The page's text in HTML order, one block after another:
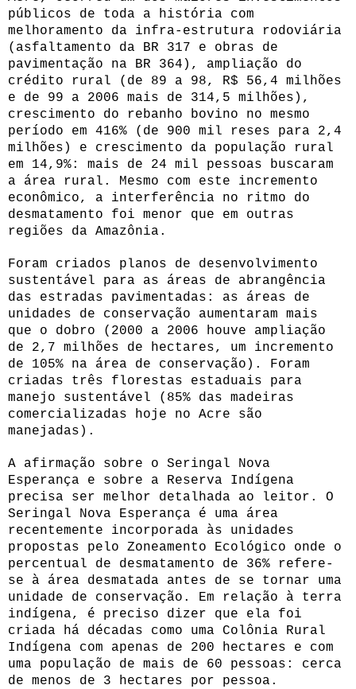
públicos de toda a história com
melhoramento da infra-estrutura rodoviária
(asfaltamento da BR 317 e obras de
pavimentação na BR 364), ampliação do
crédito rural (de 89 a 98, R$ 56,4 milhões
e de 99 a 2006 mais de 314,5 milhões),
crescimento do rebanho bovino no mesmo
período em 416% (de 900 mil reses para 2,4
milhões) e crescimento da população rural
em 14,9%: mais de 24 mil pessoas buscaram
a área rural. Mesmo com este incremento
econômico, a interferência no ritmo do
desmatamento foi menor que em outras
regiões da Amazônia.
Foram criados planos de desenvolvimento
sustentável para as áreas de abrangência
das estradas pavimentadas: as áreas de
unidades de conservação aumentaram mais
que o dobro (2000 a 2006 houve ampliação
de 2,7 milhões de hectares, um incremento
de 105% na área de conservação). Foram
criadas três florestas estaduais para
manejo sustentável (85% das madeiras
comercializadas hoje no Acre são
manejadas).
A afirmação sobre o Seringal Nova
Esperança e sobre a Reserva Indígena
precisa ser melhor detalhada ao leitor. O
Seringal Nova Esperança é uma área
recentemente incorporada às unidades
propostas pelo Zoneamento Ecológico onde o
percentual de desmatamento de 36% refere-
se à área desmatada antes de se tornar uma
unidade de conservação. Em relação à terra
indígena, é preciso dizer que ela foi
criada há décadas como uma Colônia Rural
Indígena com apenas de 200 hectares e com
uma população de mais de 60 pessoas: cerca
de menos de 3 hectares por pessoa.